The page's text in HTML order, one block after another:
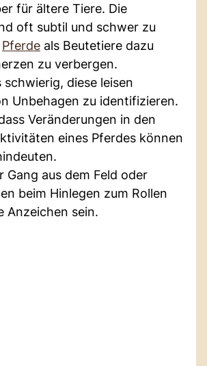
für ältere Tiere. Die
oft subtil und schwer zu
Pferde als Beutetiere dazu
zu verbergen.
schwierig, diese leisen
Unbehagen zu identifizieren.
Veränderungen in den
eines Pferdes können
Gang aus dem Feld oder
beim Hinlegen zum Rollen
Anzeichen sein.